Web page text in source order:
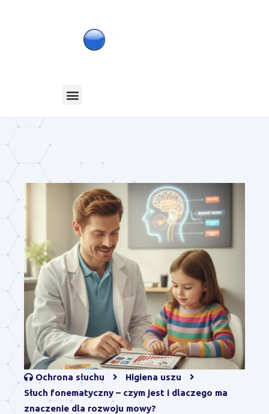
Ochrona słuchu
Higiena uszu
Słuch fonematyczny – czym jest i dlaczego ma
znaczenie dla rozwoju mowy?